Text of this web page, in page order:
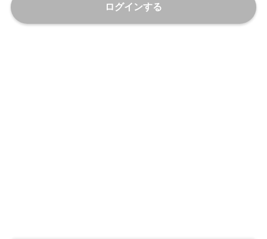
ログインする